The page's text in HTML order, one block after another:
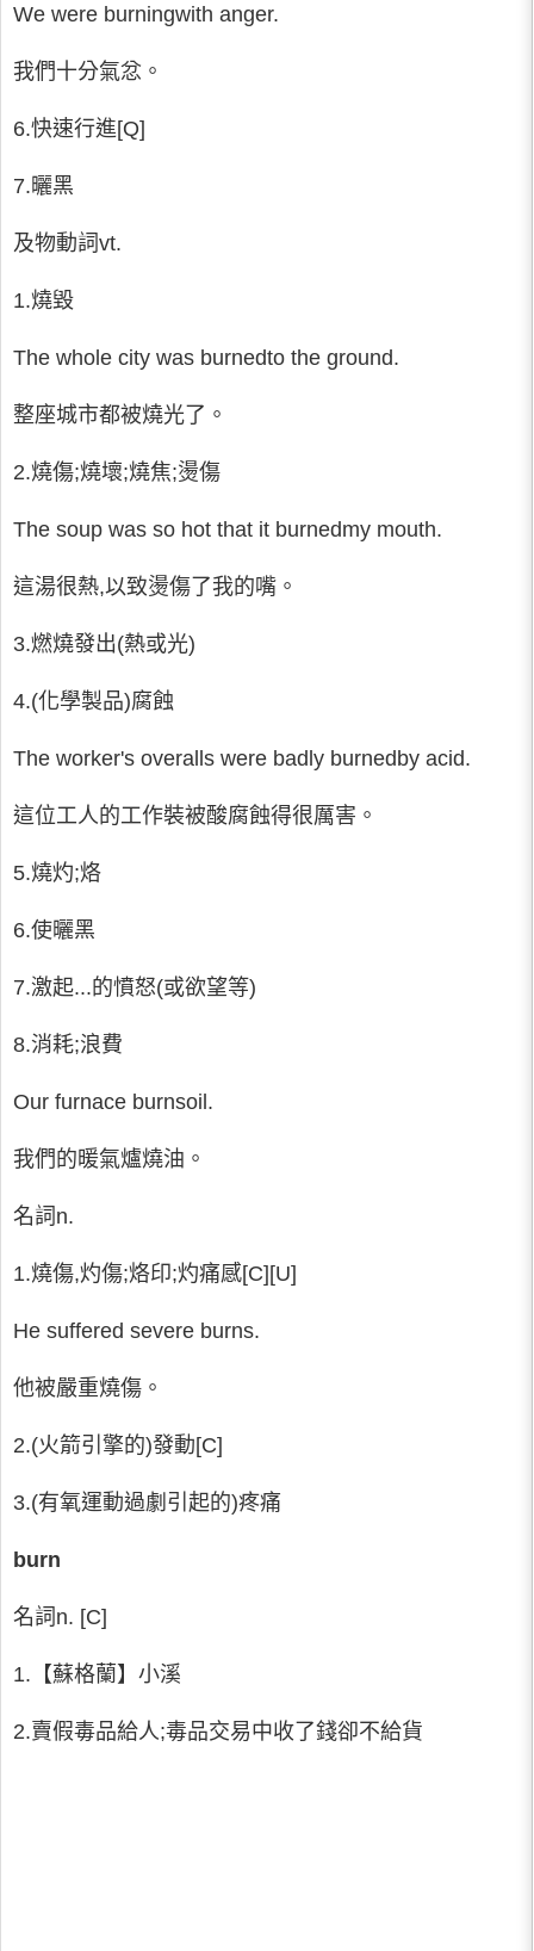
We were burningwith anger.
我們十分氣忿。
6.快速行進[Q]
7.曬黑
及物動詞vt.
1.燒毀
The whole city was burnedto the ground.
整座城市都被燒光了。
2.燒傷;燒壞;燒焦;燙傷
The soup was so hot that it burnedmy mouth.
這湯很熱,以致燙傷了我的嘴。
3.燃燒發出(熱或光)
4.(化學製品)腐蝕
The worker's overalls were badly burnedby acid.
這位工人的工作裝被酸腐蝕得很厲害。
5.燒灼;烙
6.使曬黑
7.激起...的憤怒(或欲望等)
8.消耗;浪費
Our furnace burnsoil.
我們的暖氣爐燒油。
名詞n.
1.燒傷,灼傷;烙印;灼痛感[C][U]
He suffered severe burns.
他被嚴重燒傷。
2.(火箭引擎的)發動[C]
3.(有氧運動過劇引起的)疼痛
burn
名詞n. [C]
1.【蘇格蘭】小溪
2.賣假毒品給人;毒品交易中收了錢卻不給貨